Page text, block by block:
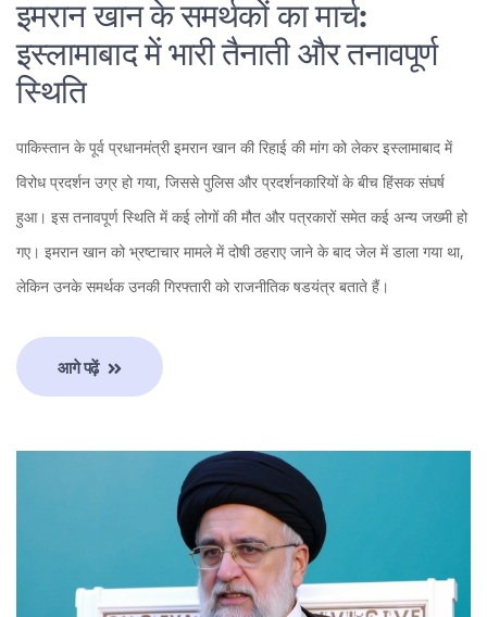
इमरान खान के समर्थकों का मार्च:
इस्लामाबाद में भारी तैनाती और तनावपूर्ण
स्थिति
पाकिस्तान के पूर्व प्रधानमंत्री इमरान खान की रिहाई की मांग को लेकर इस्लामाबाद में
विरोध प्रदर्शन उग्र हो गया, जिससे पुलिस और प्रदर्शनकारियों के बीच हिंसक संघर्ष
हुआ। इस तनावपूर्ण स्थिति में कई लोगों की मौत और पत्रकारों समेत कई अन्य जख्मी हो
गए। इमरान खान को भ्रष्टाचार मामले में दोषी ठहराए जाने के बाद जेल में डाला गया था,
लेकिन उनके समर्थक उनकी गिरफ्तारी को राजनीतिक षडयंत्र बताते हैं।
आगे पढ़ें